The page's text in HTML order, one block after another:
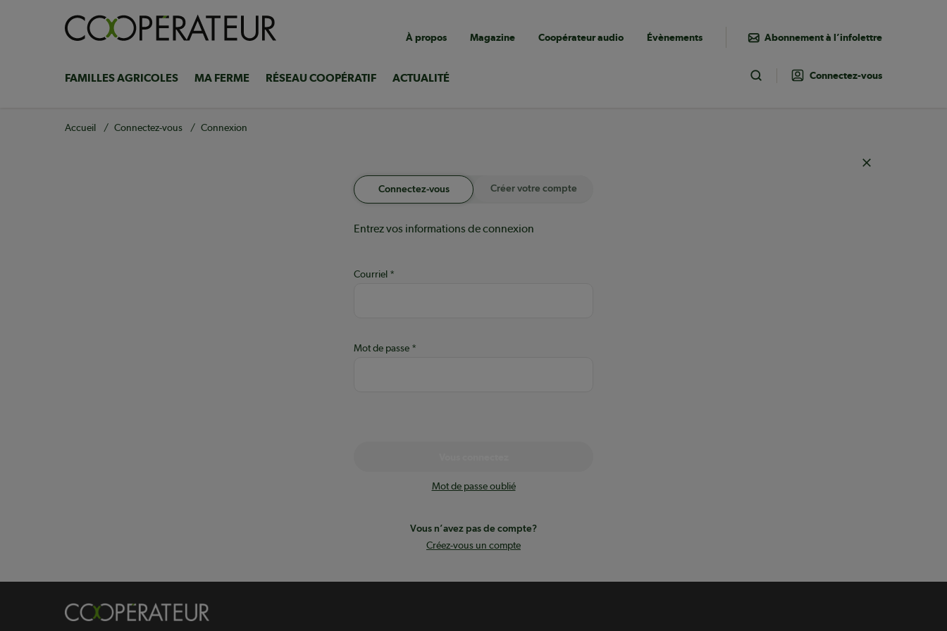
Navigation
utilitaire
À propos Magazine Coopérateur audio Évènements Abonnement à l’infolettre
Navigation
principale
FAMILLES AGRICOLES MA FERME RÉSEAU COOPÉRATIF ACTUALITÉ Toggle Search
Connectez-vous
Fil
Accueil Connectez-vous Connexion
Connectez-vous Créer votre compte
Entrez vos informations de connexion
Courriel
Mot de passe
Mot de passe oublié
Vous n’avez pas de compte?
Créez-vous un compte